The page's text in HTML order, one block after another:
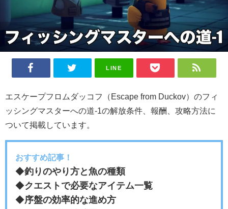
LINE
エスケープフロムダッコフ（Escape from Duckov）のフィ
ッシングマスターへの道-1の解放条件、報酬、攻略方法に
ついて掲載しています。
おすすめ記事！
◆釣りのやり方と魚の種類
◆クエストで必要なアイテム一覧
◆序盤の効率的な進め方